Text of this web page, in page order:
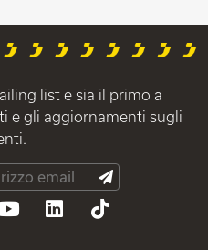
list e sia il primo a
e gli aggiornamenti sugli